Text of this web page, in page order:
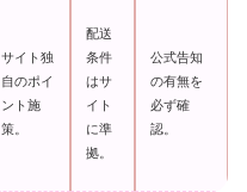
サイト独
自のポイ
ント施
策。
配送
条件
はサ
イト
に準
拠。
公式告知
の有無を
必ず確
認。